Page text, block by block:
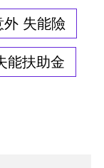
外 失能險
能扶助金